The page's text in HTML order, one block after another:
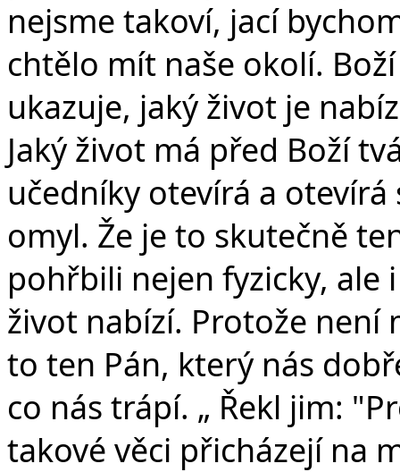
nejsme takoví, jací
chtělo mít naše okolí.
ukazuje, jaký život je
Jaký život má před Boží
učedníky otevírá a
omyl. Že je to skutečně
pohřbili nejen fyzicky, ale
život nabízí. Protože není
to ten Pán, který nás
co nás trápí. „ Řekl jim:
takové věci přicházejí na